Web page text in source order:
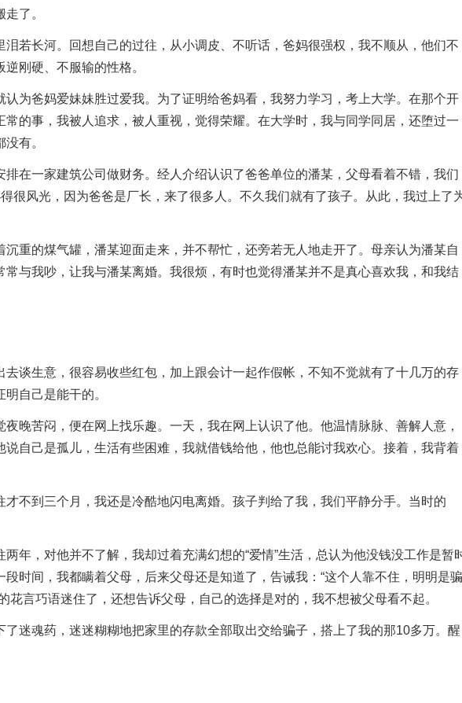
了。
长河。回想自己的过往，从小调皮、不听话，爸妈很强权，我不顺从，他们不
刚硬、不服输的性格。
爸妈爱妹妹胜过爱我。为了证明给爸妈看，我努力学习，考上大学。在那个开
常的事，我被人追求，被人重视，觉得荣耀。在大学时，我与同学同居，还堕过一
有。
一家建筑公司做财务。经人介绍认识了爸爸单位的潘某，父母看着不错，我们
很风光，因为爸爸是厂长，来了很多人。不久我们就有了孩子。从此，我过上了
的煤气罐，潘某迎面走来，并不帮忙，还旁若无人地走开了。母亲认为潘某自
常与我吵，让我与潘某离婚。我很烦，有时也觉得潘某并不是真心喜欢我，和我结
生意，很容易收些红包，加上跟会计一起作假帐，不知不觉就有了十几万的存
自己是能干的。
苦闷，便在网上找乐趣。一天，我在网上认识了他。他温情脉脉、善解人意，
说自己是孤儿，生活有些困难，我就借钱给他，他也总能讨我欢心。接着，我背着
到三个月，我还是冷酷地闪电离婚。孩子判给了我，我们平静分手。当时的
，对他并不了解，我却过着充满幻想的“爱情”生活，总认为他没钱没工作是暂
时间，我都瞒着父母，后来父母还是知道了，告诫我：“这个人靠不住，明明是骗
花言巧语迷住了，还想告诉父母，自己的选择是对的，我不想被父母看不起。
魂药，迷迷糊糊地把家里的存款全部取出交给骗子，搭上了我的那10多万。醒